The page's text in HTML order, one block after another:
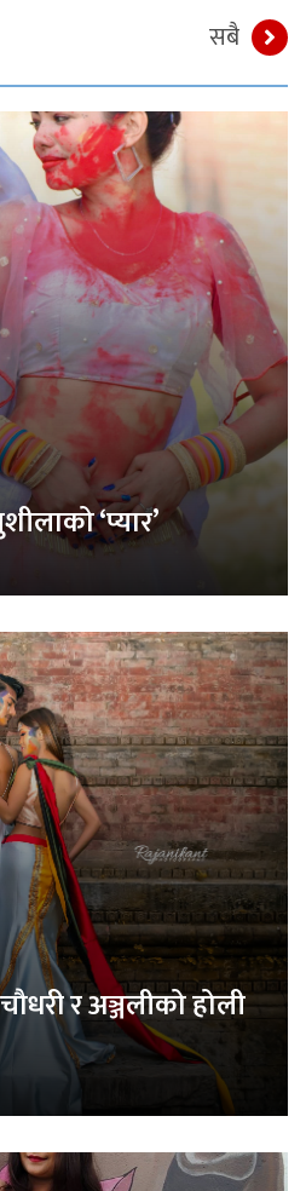
सबै
‘प्यार’
र अञ्जलीको होली